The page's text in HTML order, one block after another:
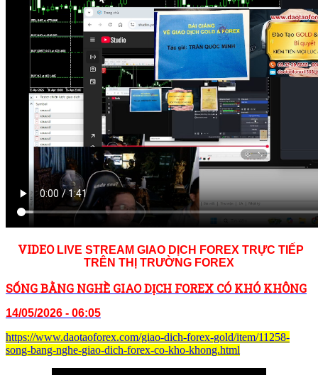
VIDEOLIVE STREAM GIAO DỊCH FOREX TRỰC TIẾP
TRÊN THỊ TRƯỜNG FOREX
SỐNG BẰNG NGHỀ GIAO DỊCH FOREX CÓ KHÓ KHÔNG
14/05/2026 - 06:05
https://www.daotaoforex.com/giao-dich-forex-gold/item/11258-
song-bang-nghe-giao-dich-forex-co-kho-khong.html